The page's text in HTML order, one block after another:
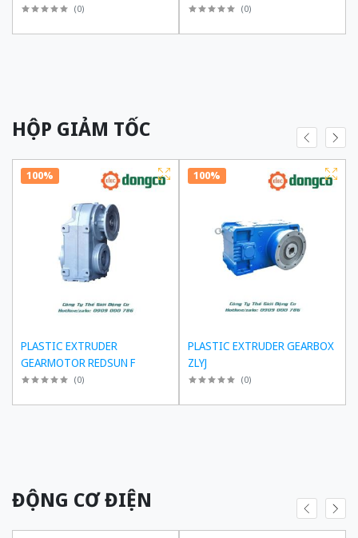
Chân đế
(0)
Chân đế
(0)
HỘP GIẢM TỐC
100%
PLASTIC EXTRUDER
GEARMOTOR REDSUN F
(0)
100%
PLASTIC EXTRUDER GEARBOX
ZLYJ
(0)
ĐỘNG CƠ ĐIỆN